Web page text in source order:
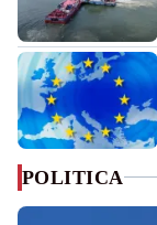
POLITICA